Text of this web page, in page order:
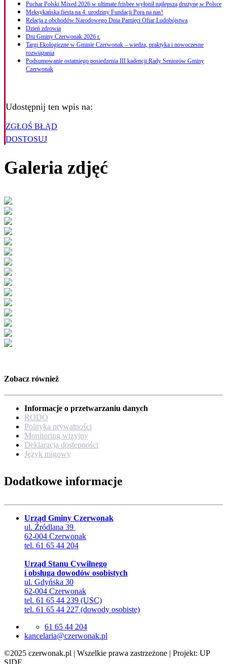
Puchar Polski Mixed 2026 w ultimate frisbee wyłonił najlepszą drużynę w Polsce
Meksykańska fiesta na 4. urodziny Fundacji Pora na nas!
Relacja z obchodów Narodowego Dnia Pamięci Ofiar Ludobójstwa
Dzień zdrowia
Dni Gminy Czerwonak 2026 r.
Targi Ekologiczne w Gminie Czerwonak – wiedza, praktyka i nowoczesne
rozwiązania
Podsumowanie ostatniego posiedzenia III kadencji Rady Seniorów Gminy
Czerwonak
Udostępnij ten wpis na:
ZGŁOŚ BŁĄD
DOSTOSUJ
Galeria zdjęć
Zobacz również
Informacje o przetwarzaniu danych
RODO
Polityka prywatności
Monitoring wizyjny
Deklaracja dostępności
Język migowy
Dodatkowe informacje
Urząd Gminy Czerwonak
ul. Źródlana 39
62-004 Czerwonak
tel. 61 65 44 204
Urząd Stanu Cywilnego
i obsługa dowodów osobistych
ul. Gdyńska 30
62-004 Czerwonak
tel. 61 65 44 239 (USC)
tel. 61 65 44 227 (dowody osobiste)
61 65 44 204
lp.kanowrezc@airalecnak
©2025 czerwonak.pl | Wszelkie prawa zastrzeżone | Projekt: UP